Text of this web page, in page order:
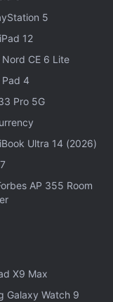
"डेल्टा लाईट
एक dynamic
आणि सूचना
व्हॉइस
पुष्टी केली आहे.
भारतीय भाषांना
मध्ये यूजर्सची
ची मालकीची
वाढवता येते, हे
श्रेणीच्या
आहे.
5
12
Nord CE 6 Lite
Pad 4
Pro 5G
Ultra 14 (2026)
AP 355 Room
X9 Max
Galaxy Watch 9